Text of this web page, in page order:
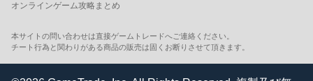
オンラインゲーム攻略まとめ
本サイトの問い合わせは直接ゲームトレードへご連絡ください。
チート行為と関わりがある商品の販売は固くお断りさせて頂きます。